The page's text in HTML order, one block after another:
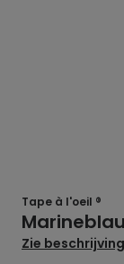
Tape à l'oeil ®
Zie beschrijving